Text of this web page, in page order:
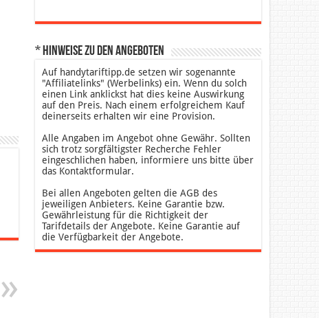
* Hinweise zu den Angeboten
Auf handytariftipp.de setzen wir sogenannte
"Affiliatelinks" (Werbelinks) ein. Wenn du solch
einen Link anklickst hat dies keine Auswirkung
auf den Preis. Nach einem erfolgreichem Kauf
deinerseits erhalten wir eine Provision.
Alle Angaben im Angebot ohne Gewähr. Sollten
sich trotz sorgfältigster Recherche Fehler
eingeschlichen haben, informiere uns bitte über
das Kontaktformular.
Bei allen Angeboten gelten die AGB des
jeweiligen Anbieters. Keine Garantie bzw.
Gewährleistung für die Richtigkeit der
Tarifdetails der Angebote. Keine Garantie auf
die Verfügbarkeit der Angebote.